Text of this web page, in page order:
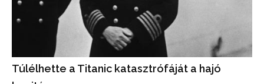
Túlélhette a Titanic katasztrófáját a hajó